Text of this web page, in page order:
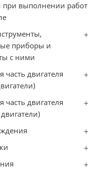
при выполнении работ
приборы и
с ними
часть двигателя
часть двигателя